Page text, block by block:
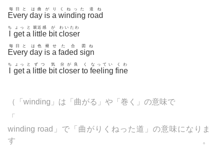
Every
毎日と
day
は曲
is
が
a
り
winding
くねった
road
道ね
ち
get
ょっ
a
と
little
親近感
bit
が
closer
わいたわ
Every
毎日と
day
は色
is
褪
a
せ
faded
た合
sign
図ね
ち
get
ょっ
a
と
little
ずつ
bit
気
closer
分が良
to
く
feeling
なってい
fine
くわ
（「 winding」は「曲がる」や「巻く」の意味で
「
winding road」で「曲がりくねった道」の意味になりま
す。